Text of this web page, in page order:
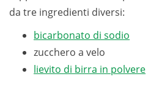
da tre ingredienti diversi:
bicarbonato di sodio
zucchero a velo
lievito di birra in polvere